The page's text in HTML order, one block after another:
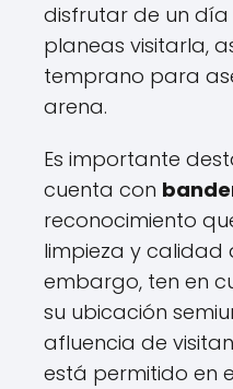
disfrutar de un día
planeas visitarla,
temprano para
arena.
Es importante
cuenta con
reconocimiento
limpieza y calidad
embargo, ten en
su ubicación
afluencia de
está permitido en